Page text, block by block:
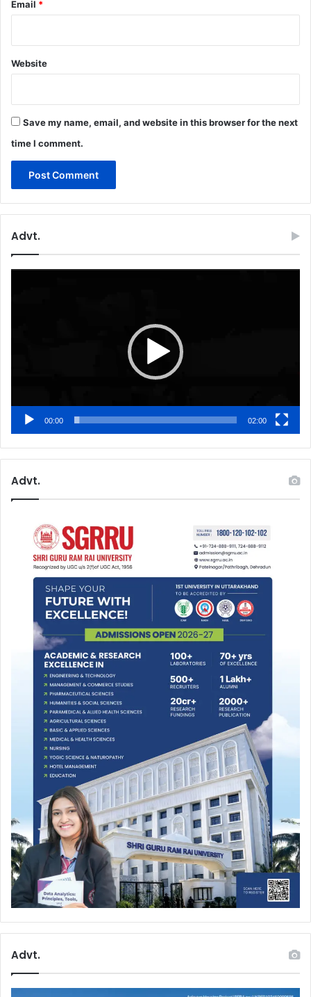
Email *
Website
Save my name, email, and website in this browser for the next
time I comment.
Advt.
00:00 02:00
Advt.
Advt.